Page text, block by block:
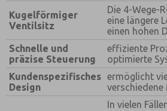
Kugelförmiger
Ventilsitz
Die 4-Wege-
eine längere
einen hohen
Schnelle und
präzise Steuerung
effiziente
optimierte
Kundenspezifisches
Design
ermöglicht
verschiedene
In vielen
Bitte senden Sie mir
Datenschutzerklärung
widerruflich Informationen zu
Produktsortiment per E-Mail zu.
*Ja, ich habe die
bin damit einverstanden, dass
angegebenen Daten
gespeichert werden. Meine
streng zweckgebunden zur